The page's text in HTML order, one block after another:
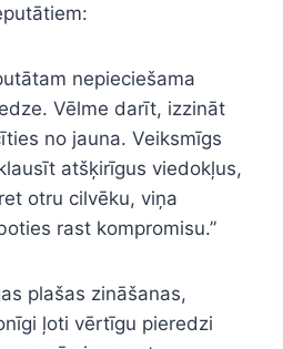
nepieciešama
Vēlme darīt, izzināt
no jauna. Veiksmīgs
atšķirīgus viedokļus,
otru cilvēku, viņa
rast kompromisu.”
plašas zināšanas,
ļoti vērtīgu pieredzi